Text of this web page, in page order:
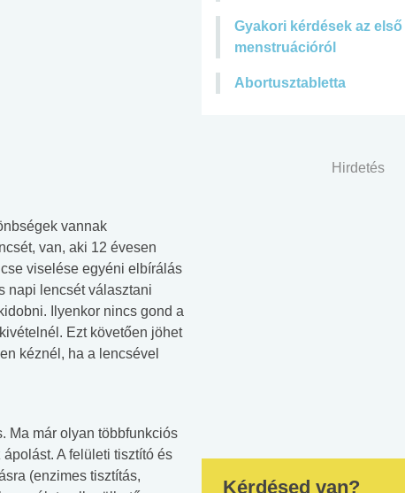
vannak
van, aki 12 évesen
viselése egyéni elbírálás
napi lencsét választani
Ilyenkor nincs gond a
Ezt követően jöhet
kéznél, ha a lencsével
Ma már olyan többfunkciós
A felületi tisztító és
(enzimes tisztítás,
Gyakori kérdések az első
menstruációról
Abortusztabletta
Hirdetés
Kérdésed van?